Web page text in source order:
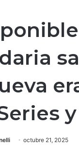
octubre 21, 2025